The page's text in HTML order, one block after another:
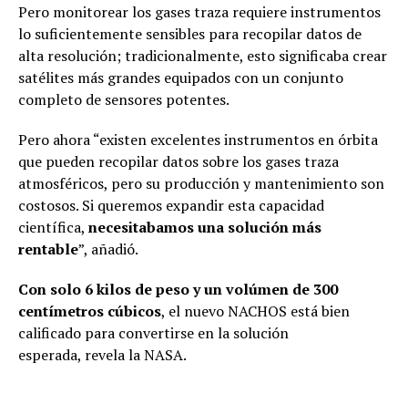
Pero monitorear los gases traza requiere instrumentos
lo suficientemente sensibles para recopilar datos de
alta resolución; tradicionalmente, esto significaba crear
satélites más grandes equipados con un conjunto
completo de sensores potentes.
Pero ahora “existen excelentes instrumentos en órbita
que pueden recopilar datos sobre los gases traza
atmosféricos, pero su producción y mantenimiento son
costosos. Si queremos expandir esta capacidad
científica, necesitabamos una solución más
rentable”, añadió.
Con solo 6 kilos de peso y un volúmen de 300
centímetros cúbicos, el nuevo NACHOS está bien
calificado para convertirse en la solución
esperada, revela la NASA.